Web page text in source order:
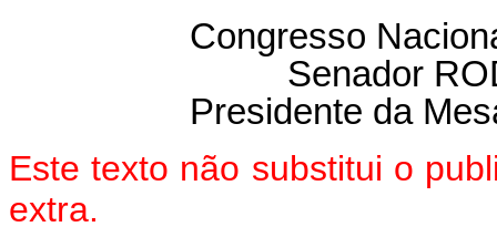
Congresso
Senador
Presidente da
Este texto não substitui o
extra.